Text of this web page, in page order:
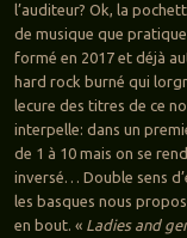
l’auditeur? Ok, la
de musique que pratique
formé en 2017 et déjà
hard rock burné qui
lecure des titres de ce
interpelle: dans un
de 1 à 10 mais on se
inversé… Double sens
les basques nous
en bout. « Ladies and